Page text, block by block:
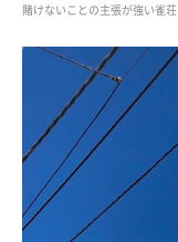
賭けないことの主張が強い雀荘